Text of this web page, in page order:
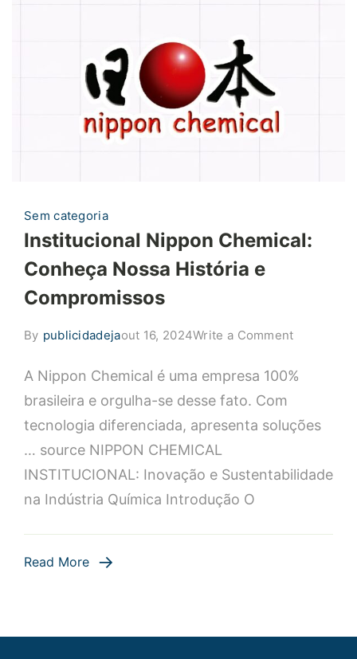
Sem categoria
Institucional Nippon Chemical:
Conheça Nossa História e
Compromissos
By publicidadejaout 16, 2024Write a Commenton
Nippon
Conheça
Nossa
e
A Nippon Chemical é uma empresa 100%
brasileira e orgulha-se desse fato. Com
tecnologia diferenciada, apresenta soluções
… source NIPPON CHEMICAL
INSTITUCIONAL: Inovação e Sustentabilidade
na Indústria Química Introdução O
Read More